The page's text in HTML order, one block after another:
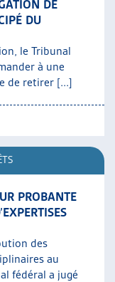
DE
DU
le Tribunal
à une
de retirer [...]
PROBANTE
des
au
fédéral a jugé